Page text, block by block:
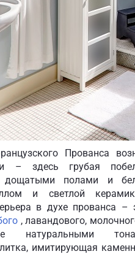
Прованса
– здесь грубая
дощатыми полами и
и светлой
в духе прованса –
, лавандового,
натуральными
имитирующая